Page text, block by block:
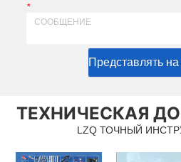
*
Представлять
ТЕХНИЧЕСКАЯ
LZQ ТОЧНЫЙ